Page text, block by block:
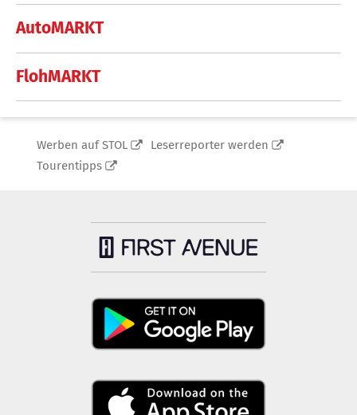
AutoMARKT
FlohMARKT
Werben auf STOL
Leserreporter werden
Tourentipps